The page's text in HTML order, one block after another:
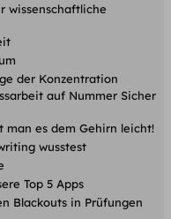
wissenschaftliche
der Konzentration
auf Nummer Sicher
man es dem Gehirn leicht!
wusstest
Top 5 Apps
Blackouts in Prüfungen